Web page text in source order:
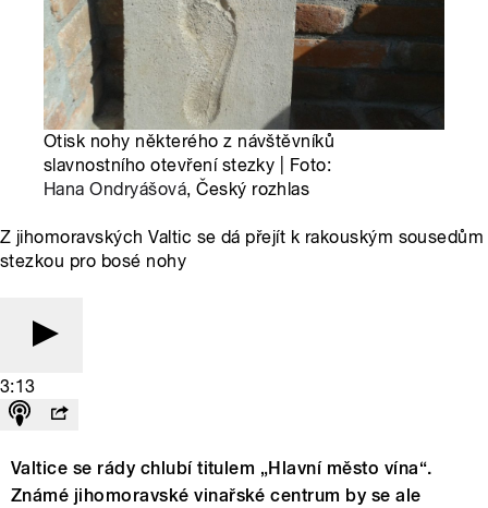
Otisk nohy některého z návštěvníků
slavnostního otevření stezky | Foto:
Hana Ondryášová, Český rozhlas
Z jihomoravských Valtic se dá přejít k rakouským sousedům
stezkou pro bosé nohy
3:13
Valtice se rády chlubí titulem „Hlavní město vína“.
Známé jihomoravské vinařské centrum by se ale